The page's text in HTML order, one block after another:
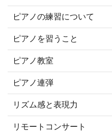
ピアノの練習について
ピアノを習うこと
ピアノ教室
ピアノ連弾
リズム感と表現力
リモートコンサート